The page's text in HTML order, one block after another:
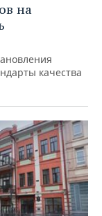
на
качества